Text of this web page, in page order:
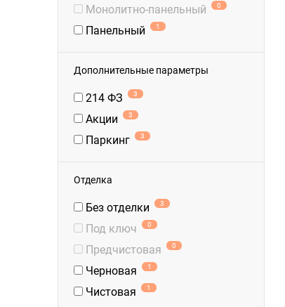
Монолитно-панельный 0
Панельный 1
Дополнительные параметры
214 ФЗ 3
Акции 3
Паркинг 3
Отделка
Без отделки 3
Под ключ 0
Предчистовая 0
Черновая 1
Чистовая 1